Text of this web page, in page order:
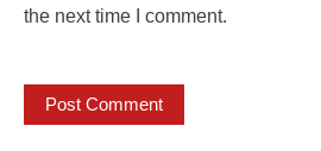
the next time I comment.